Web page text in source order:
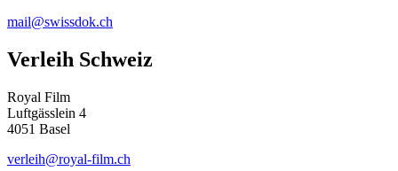
mail@swissdok.ch
Verleih Schweiz
Royal Film
Luftgässlein 4
4051 Basel
verleih@royal-film.ch